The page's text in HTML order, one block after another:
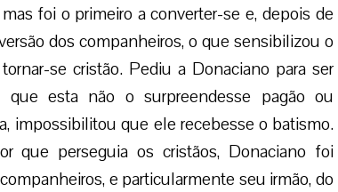
foi o primeiro a converter-se e, depois de
dos companheiros, o que sensibilizou o
se cristão. Pediu a Donaciano para ser
esta não o surpreendesse pagão ou
impossibilitou que ele recebesse o batismo.
que perseguia os cristãos, Donaciano foi
e particularmente seu irmão, do